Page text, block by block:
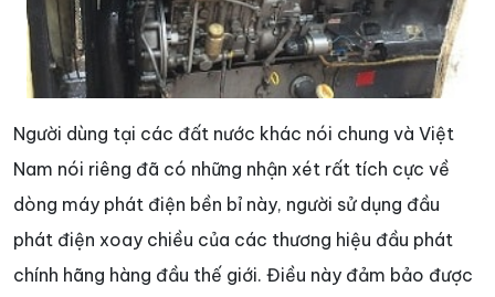
Người dùng tại các đất nước khác nói chung và Việt
Nam nói riêng đã có những nhận xét rất tích cực về
dòng máy phát điện bền bỉ này, người sử dụng đầu
phát điện xoay chiều của các thương hiệu đầu phát
chính hãng hàng đầu thế giới. Điều này đảm bảo được